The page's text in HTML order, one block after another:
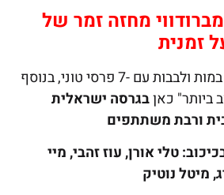
מחזה זמר של
זמנית
הקלאסיקה שכבשה במות ולבבות עם -7 פרסי טוני, בנוסף
ביותר" כאןבגרסה ישראלית
ורבת משתתפים
טלי אורן, עוז זהבי, מיי
מיטל נוטיק